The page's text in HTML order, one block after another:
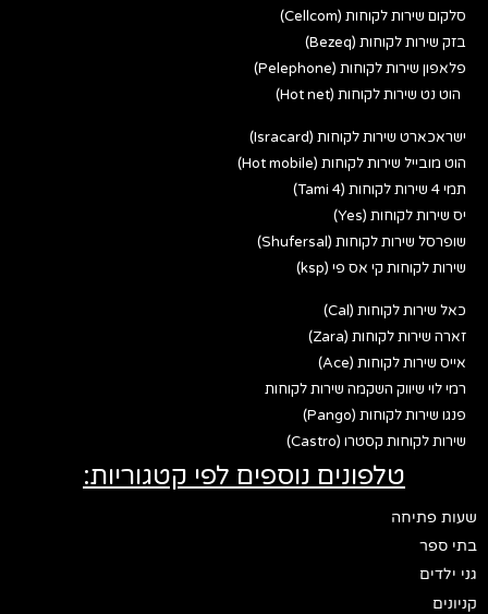
סלקום שירות לקוחות (Cellcom)
בזק שירות לקוחות (Bezeq)
פלאפון שירות לקוחות (Pelephone)
הוט נט שירות לקוחות (Hot net)
ישראכארט שירות לקוחות (Isracard)
הוט מובייל שירות לקוחות (Hot mobile)
תמי 4 שירות לקוחות (Tami 4)
יס שירות לקוחות (Yes)
שופרסל שירות לקוחות (Shufersal)
שירות לקוחות קי אס פי (ksp)
כאל שירות לקוחות (Cal)
זארה שירות לקוחות (Zara)
אייס שירות לקוחות (Ace)
רמי לוי שיווק השקמה שירות לקוחות
פנגו שירות לקוחות (Pango)
שירות לקוחות קסטרו (Castro)
טלפונים נוספים לפי קטגוריות:
שעות פתיחה
בתי ספר
גני ילדים
קניונים